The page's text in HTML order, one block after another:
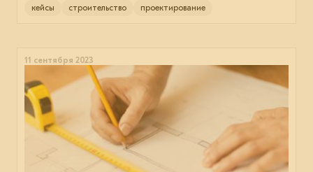
кейсы строительство проектирование
11 сентября 2023